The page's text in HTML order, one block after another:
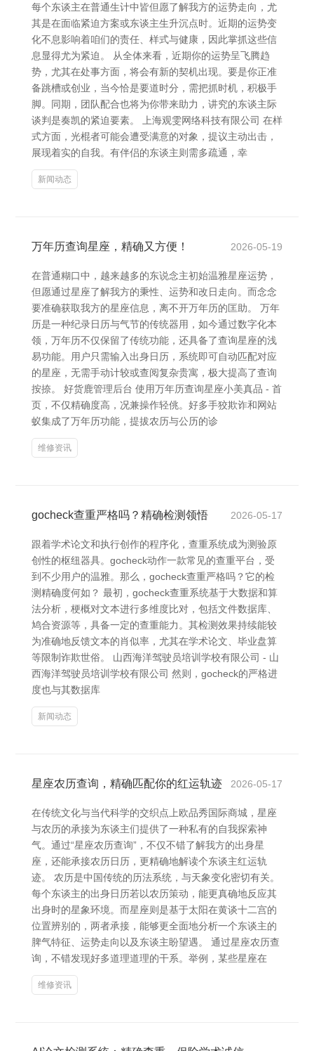
每个东谈主在普通生计中皆但愿了解我方的运势走向，尤
其是在面临紧迫方案或东谈主生升沉点时。近期的运势变
化不息影响着咱们的责任、样式与健康，因此掌抓这些信
息显得尤为紧迫。 从全体来看，近期你的运势呈飞腾趋
势，尤其在处事方面，将会有新的契机出现。要是你正准
备跳槽或创业，当今恰是要道时分，需把抓时机，积极手
脚。同期，团队配合也将为你带来助力，讲究的东谈主际
谈判是奏凯的紧迫要素。 上海观雯网络科技有限公司 在样
式方面，光棍者可能会遭受满意的对象，提议主动出击，
展现着实的自我。有伴侣的东谈主则需多疏通，幸
新闻动态
万年历查询星座，精确又方便！ 2026-05-19
在普通糊口中，越来越多的东说念主初始温雅星座运势，
但愿通过星座了解我方的秉性、运势和改日走向。而念念
要准确获取我方的星座信息，离不开万年历的匡助。 万年
历是一种纪录日历与气节的传统器用，如今通过数字化本
领，万年历不仅保留了传统功能，还具备了查询星座的浅
易功能。用户只需输入出身日历，系统即可自动匹配对应
的星座，无需手动计较或查阅复杂贵寓，极大提高了查询
按捺。 好货鹿管理后台 使用万年历查询星座小美真品 - 首
页，不仅精确度高，况兼操作轻佻。好多手狡欺诈和网站
蚁集成了万年历功能，提拔农历与公历的诊
维修资讯
gocheck查重严格吗？精确检测领悟 2026-05-17
跟着学术论文和执行创作的程序化，查重系统成为测验原
创性的枢纽器具。gocheck动作一款常见的查重平台，受
到不少用户的温雅。那么，gocheck查重严格吗？它的检
测精确度何如？ 最初，gocheck查重系统基于大数据和算
法分析，梗概对文本进行多维度比对，包括文件数据库、
鸠合资源等，具备一定的查重能力。其检测效果持续能较
为准确地反馈文本的肖似率，尤其在学术论文、毕业盘算
等限制诈欺世俗。 山西海洋驾驶员培训学校有限公司 - 山
西海洋驾驶员培训学校有限公司 然则，gocheck的严格进
度也与其数据库
新闻动态
星座农历查询，精确匹配你的红运轨迹 2026-05-17
在传统文化与当代科学的交织点上欧品秀国际商城，星座
与农历的承接为东谈主们提供了一种私有的自我探索神
气。通过“星座农历查询”，不仅不错了解我方的出身星
座，还能承接农历日历，更精确地解读个东谈主红运轨
迹。 农历是中国传统的历法系统，与天象变化密切有关。
每个东谈主的出身日历若以农历策动，能更真确地反应其
出身时的星象环境。而星座则是基于太阳在黄谈十二宫的
位置辨别的，两者承接，能够更全面地分析一个东谈主的
脾气特征、运势走向以及东谈主盼望遇。 通过星座农历查
询，不错发现好多道理道理的干系。举例，某些星座在
维修资讯